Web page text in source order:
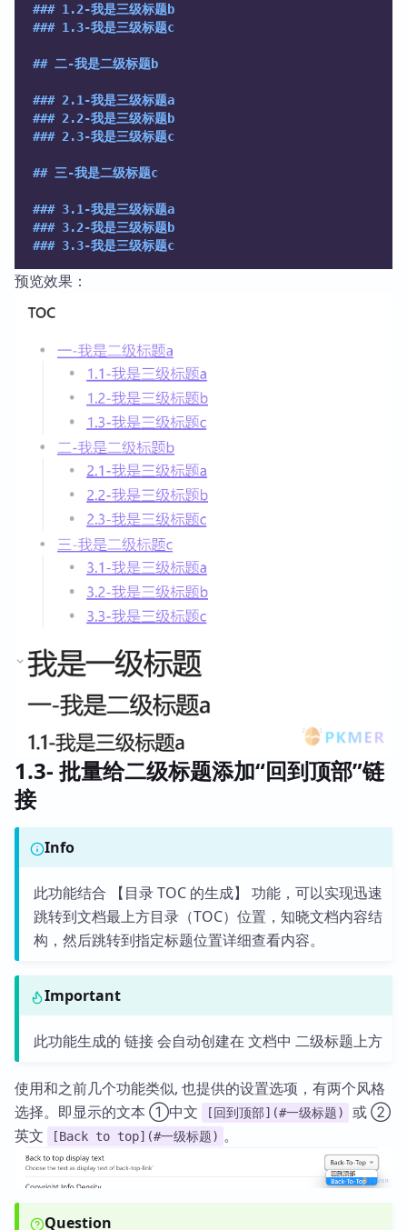
### 1.2-我是三级标题b
### 1.3-我是三级标题c
## 二-我是二级标题b
### 2.1-我是三级标题a
### 2.2-我是三级标题b
### 2.3-我是三级标题c
## 三-我是二级标题c
### 3.1-我是三级标题a
### 3.2-我是三级标题b
### 3.3-我是三级标题c
预览效果：
1.3- 批量给二级标题添加“回到顶部”链
接
Info
此功能结合 【目录 TOC 的生成】 功能，可以实现迅速
跳转到文档最上方目录（TOC）位置，知晓文档内容结
构，然后跳转到指定标题位置详细查看内容。
Important
此功能生成的 链接 会自动创建在 文档中 二级标题上方
使用和之前几个功能类似, 也提供的设置选项，有两个风格
选择。即显示的文本 ①中文
[回到顶部](#一级标题)
或 ②
英文
[Back to top](#一级标题) 。
Question